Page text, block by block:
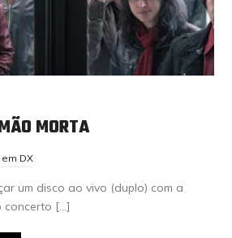
MORTA
DX
um disco ao vivo (duplo) com a
concerto […]